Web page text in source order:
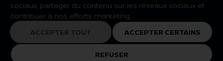
Les caractéristiques et spécifications peuvent être modifiées en
fonction du marché et de la catégorie. Veuillez consulter votre
concessionnaire Nissan local pour plus de renseignements.
Loi sur la protection des données et de la vie privée
© Nissan 2025
sociaux, partager du contenu sur les réseaux sociaux et
contribuer à nos efforts marketing.
ACCEPTER TOUT
ACCEPTER CERTAINS
REFUSER